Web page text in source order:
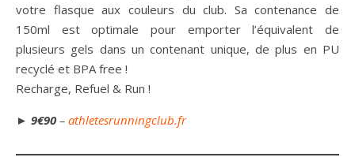
votre flasque aux couleurs du club. Sa contenance de
150ml est optimale pour emporter l’équivalent de
plusieurs gels dans un contenant unique, de plus en PU
recyclé et BPA free !
Recharge, Refuel & Run !
► 9€90 – athletesrunningclub.fr